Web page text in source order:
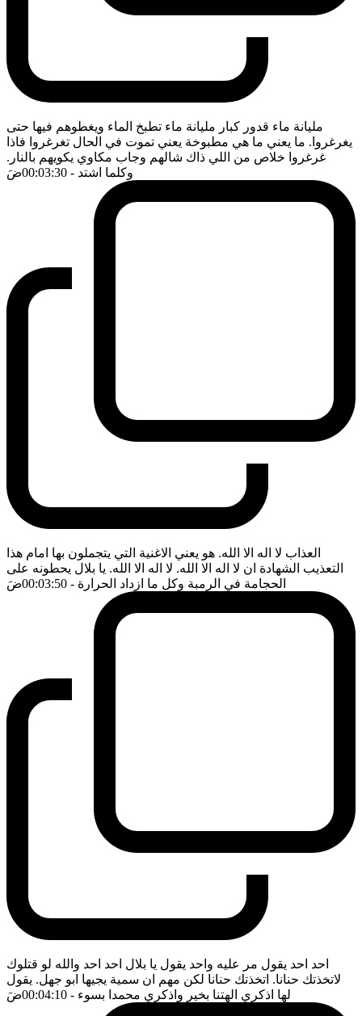
مليانة ماء قدور كبار مليانة ماء تطبخ الماء ويغطوهم فيها حتى
يغرغروا. ما يعني ما هي مطبوخة يعني تموت في الحال تغرغروا فاذا
غرغروا خلاص من اللي ذاك شالهم وجاب مكاوي يكويهم بالنار.
وكلما اشتد - 00:03:30 ضَ
العذاب لا اله الا الله. هو يعني الاغنية التي يتجملون بها امام هذا
التعذيب الشهادة ان لا اله الا الله. لا اله الا الله. يا بلال يحطونه على
الحجامة في الرمبة وكل ما ازداد الحرارة - 00:03:50 ضَ
احد احد يقول مر عليه واحد يقول يا بلال احد احد والله لو قتلوك
لاتخذتك حنانا. اتخذتك حنانا لكن مهم ان سمية يجيها ابو جهل. يقول
لها اذكري الهتنا بخير واذكري محمدا بسوء - 00:04:10 ضَ